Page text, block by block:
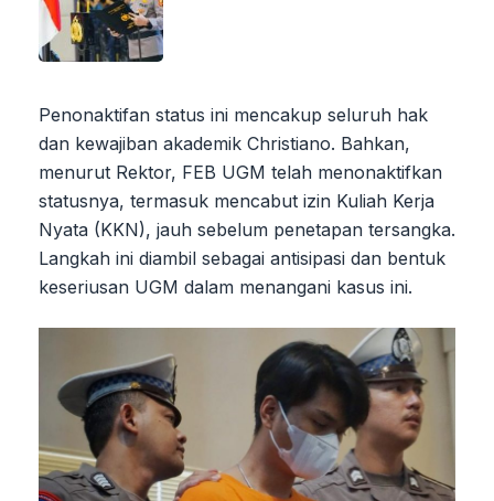
Penonaktifan status ini mencakup seluruh hak
dan kewajiban akademik Christiano. Bahkan,
menurut Rektor, FEB UGM telah menonaktifkan
statusnya, termasuk mencabut izin Kuliah Kerja
Nyata (KKN), jauh sebelum penetapan tersangka.
Langkah ini diambil sebagai antisipasi dan bentuk
keseriusan UGM dalam menangani kasus ini.